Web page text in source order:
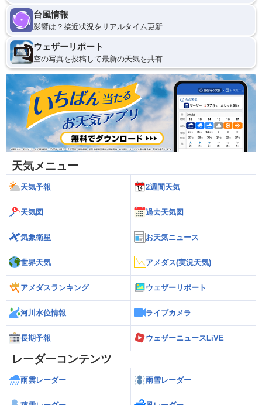
台風情報
影響は？接近状況をリアルタイム更新
ウェザーリポート
空の写真を投稿して最新の天気を共有
天気メニュー
天気予報 2週間天気
天気図 過去天気図
気象衛星 お天気ニュース
世界天気 アメダス(実況天気)
アメダスランキング ウェザーリポート
河川水位情報 ライブカメラ
長期予報 ウェザーニュースLiVE
レーダーコンテンツ
雨雲レーダー 雨雪レーダー